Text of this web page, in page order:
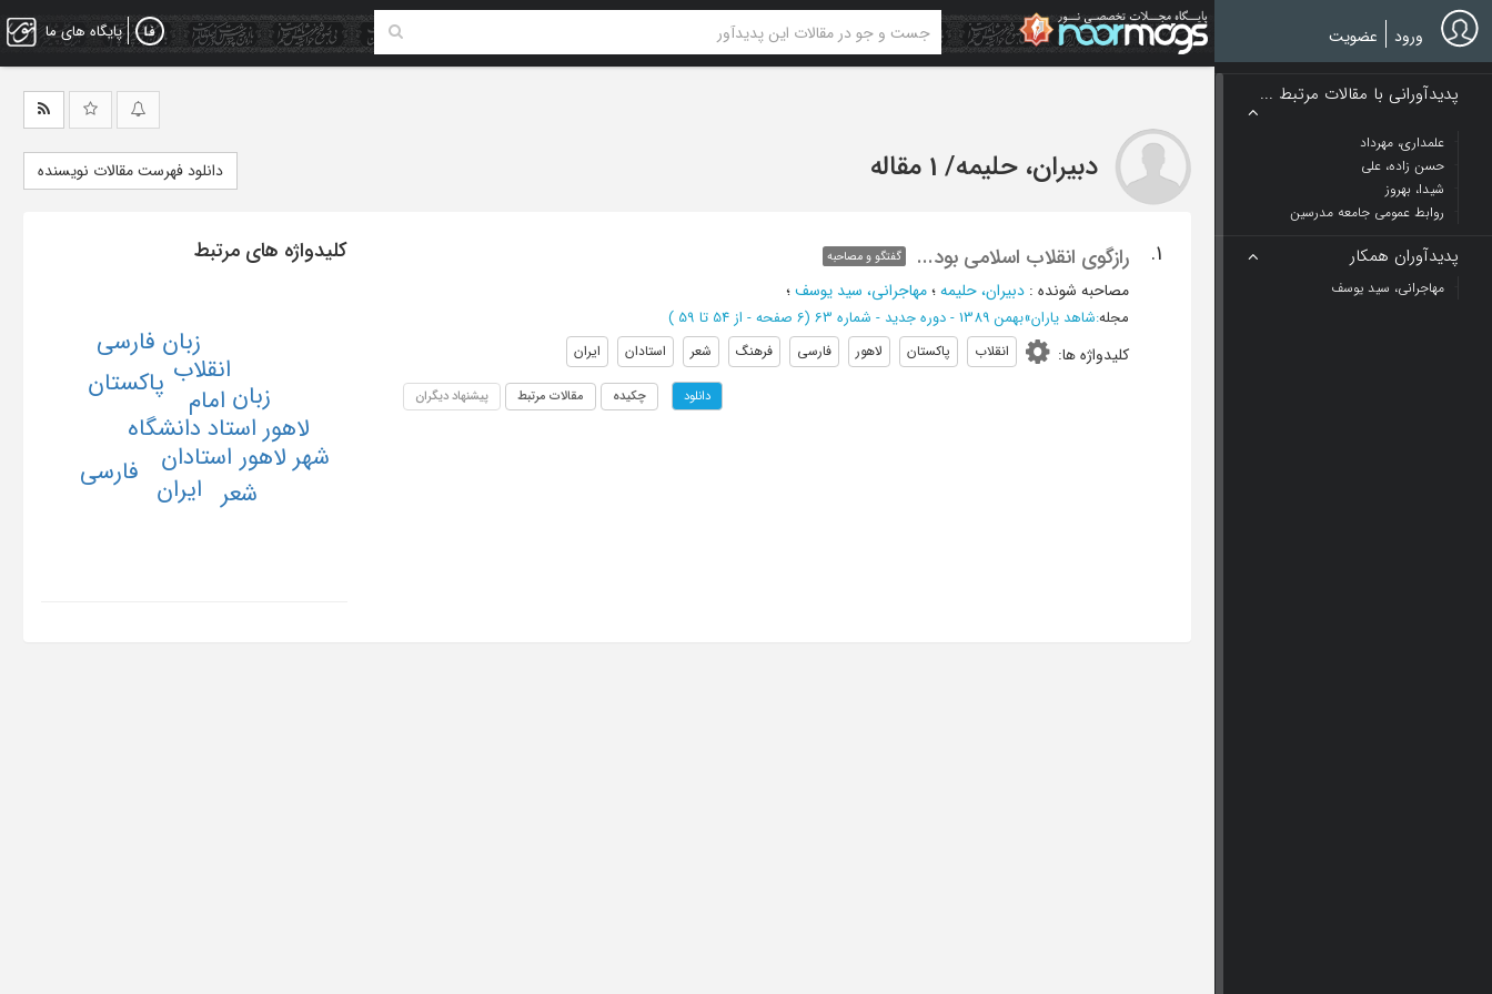
Skip
to
main
پایگاه های ما ورود عضویت
پدیدآورانی با مقالات مرتبط ...
علمداری، مهرداد
حسن زاده، علی
شیدا، بهروز
روابط عمومی جامعه مدرسین
پدیدآوران همکار
مهاجرانی، سید یوسف
دبیران، حلیمه/ 1 مقاله دانلود فهرست مقالات نویسنده
1. رازگوی انقلاب اسلامی بود... گفتگو و مصاحبه
مصاحبه شونده : دبیران، حلیمه؛مهاجرانی، سید یوسف؛
مجله:شاهد یاران»بهمن 1389 - دوره جدید - شماره 63 (‎6 صفحه - از 54 تا 59 )
کلیدواژه ها: انقلاب پاکستان لاهور فارسی فرهنگ شعر استادان ایران
دانلود چکیده مقالات مرتبط پیشنهاد دیگران
کلیدواژه های مرتبط
استاد دانشگاه
استادان
امام
انقلاب
ایران
پاکستان زبان
زبان فارسی
شعر
شهر لاهور فارسی
لاهور